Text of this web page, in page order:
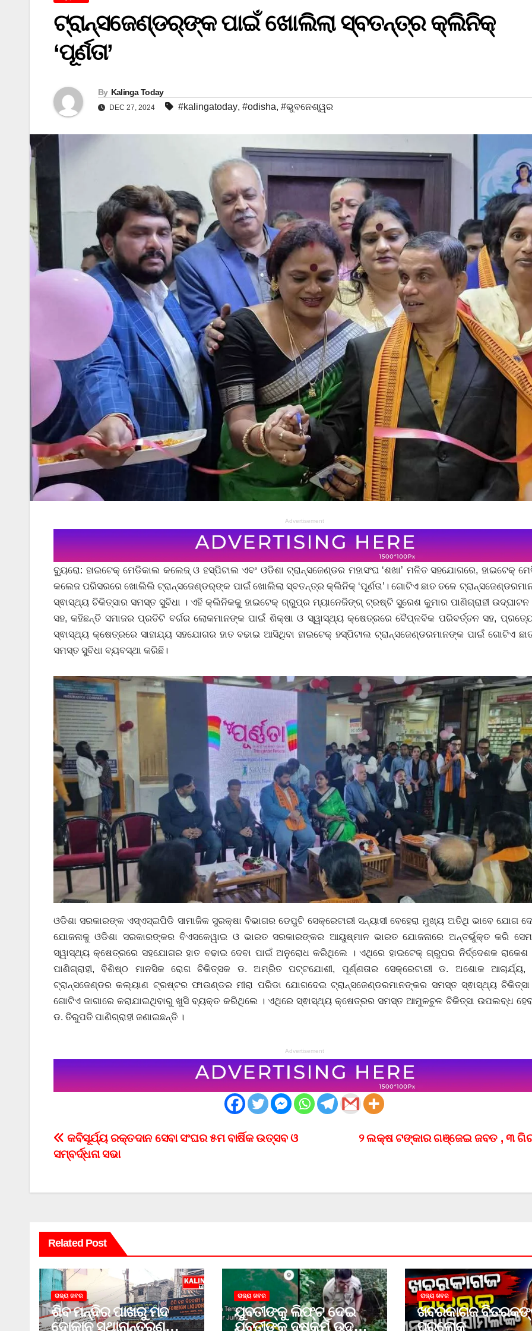
ଟ୍ରାନ୍ସଜେଣ୍ଡର୍‌ଙ୍କ ପାଇଁ ଖୋଲିଲା ସ୍ବତନ୍ତ୍ର କ୍ଲିନିକ୍
‘ପୂର୍ଣତା’
By Kalinga Today
DEC 27, 2024 #kalingatoday, #odisha, #ଭୁବନେଶ୍ୱର
Advertisement
ବ୍ୟୁରୋ: ହାଇଟେକ୍ ମେଡିକାଲ କଲେଜ୍ ଓ ହସ୍ପିଟାଲ ଏବଂ ଓଡିଶା ଟ୍ରାନ୍ସଜେଣ୍ଡର ମହାସଂଘ ‘ଶଖା’ ମଳିତ ସହ‌ଯୋଗରେ, ହାଇଟେକ୍
କଲେଜ ପରିସରରେ ଖୋଲିଲି ଟ୍ରାନ୍ସଜେଣ୍ଡର୍‌ଙ୍କ ପାଇଁ ଖୋଲିଲା ସ୍ବତନ୍ତ୍ର କ୍ଲିନିକ୍ ‘ପୂର୍ଣତା’। ଗୋଟିଏ ଛାତ ତଳେ
ସ୍ଵାସ୍ଥ୍ୟ ଚିକିତ୍ସାର ସମସ୍ତ ସୁବିଧା । ଏହି କ୍ଲିନିକକୁ ହାଇଟେକ୍ ଗ୍ରୁପ୍‌ର ମ୍ୟାନେଜିଙ୍ଗ୍‌ ଟ୍ରଷ୍ଟି ସୁରେଶ କୁମାର ପାଣିଗ୍ରାହୀ ଉଦ୍‌ଘାଟନ
ସହ, କହିଛନ୍ତି ସମାଜର ପ୍ରତିଟି ବର୍ଗର ଲୋକମାନଙ୍କ ପାଇଁ ଶିକ୍ଷା ଓ ସ୍ୱାସ୍ଥ୍ୟ କ୍ଷେତ୍ରରେ ବୈପ୍ଳବିକ ପରିବର୍ତ୍ତନ ସହ,
ସ୍ଵାସ୍ଥ୍ୟ କ୍ଷେତ୍ରରେ ସାହାଯ୍ୟ ସହଯୋଗର ହାତ ବଢାଇ ଆସିଥିବା ହାଇଟେକ୍ ହସ୍ପିଟାଲ ଟ୍ରାନ୍ସଜେଣ୍ଡରମାନଙ୍କ ପାଇଁ ଗୋଟିଏ
ସମସ୍ତ ସୁବିଧା ବ୍ୟବସ୍ଥା କରିଛି।
ଓଡିଶା ସରକାରଙ୍କ ଏସ୍ଏସ୍‌ଇପିଡି ସାମାଜିକ ସୁରକ୍ଷା ବିଭାଗର ଡେପୁଟି ସେକ୍ରେଟାରୀ ସନ୍ୟାସୀ ବେହେରା ମୁଖ୍ୟ ଅତିଥି ଭାବେ ଯୋଗ
ଯୋଜନାକୁ ଓଡିଶା ସରକାରଙ୍କର ବିଏସକେୱାଇ ଓ ଭାରତ ସରକାରଙ୍କର ଆୟୁଷ୍ମାନ ଭାରତ ଯୋଜନାରେ ଅନ୍ତର୍ଭୁକ୍ତ କରି
ସ୍ୱାସ୍ଥ୍ୟ କ୍ଷେତ୍ରରେ ସହଯୋଗର ହାତ ବଢାଇ ଦେବା ପାଇଁ ଅନୁରୋଧ କରିଥିଲେ । ଏଥିରେ ହାଇଟେକ୍ ଗ୍ରୁପର ନିର୍ଦ୍ଦେଶକ ରାକେଶ
ପାଣିଗ୍ରାହୀ, ବିଶିଷ୍ଠ ମାନସିକ ରୋଗ ଚିକିତ୍ସକ ଡ. ଅମ୍ରିତ ପଟ୍ଟଯୋଶୀ, ପୂର୍ଣ୍ଣତାର ସେକ୍ରେଟାରୀ ଡ. ଅଶୋକ ଆଚାର୍ଯ୍ୟ,
ଟ୍ରାନ୍ସଜେଣ୍ଡର କଲ୍ୟାଣ ଟ୍ରଷ୍ଟର ଫାଉଣ୍ଡର ମୀରା ପରିଡା ଯୋଗଦେଇ ଟ୍ରାନ୍ସଜେଣ୍ଡରମାନଙ୍କର ସମସ୍ତ ସ୍ଵାସ୍ଥ୍ୟ ଚିକିତ୍ସା
ଗୋଟିଏ ଜାଗାରେ କରାଯାଇଥିବାରୁ ଖୁସି ବ୍ୟକ୍ତ କରିଥିଲେ । ଏଥିରେ ସ୍ଵାସ୍ଥ୍ୟ କ୍ଷେତ୍ରର ସମସ୍ତ ଆମୁଳଚୁଳ ଚିକିତ୍ସା ଉପଲବ୍ଧ
ଡ. ତିରୁପତି ପାଣିଗ୍ରାହୀ ଜଣାଇଛନ୍ତି ।
Advertisement
Post
navigation
୨ ଲକ୍ଷ ଟଙ୍କାର ଗଞ୍ଜେଇ ଜବତ , ୩
କବିସୂର୍ଯ୍ୟ ରକ୍ତଦାନ ସେବା ସଂଘର ୫ମ ବାର୍ଷିକ ଉତ୍ସବ ଓ
ସମ୍ବର୍ଦ୍ଧନା ସଭା
Related Post
ରାଜ୍ୟ ଖବର
ଶିବ ମନ୍ଦିର ପାଖରୁ ମଦ
ଦୋକାନ ସ୍ଥାନାନ୍ତରଣ
ରାଜ୍ୟ ଖବର
ଯୁବତୀଙ୍କୁ ଲିଫ୍‌ଟ୍‌ ଦେଇ
ଯୁବତୀଙ୍କୁ ଦୁଷ୍କର୍ମ ଉଦ୍ୟମ
ରାଜ୍ୟ ଖବର
ଖବରକାଗଜ
ପରଲୋକ